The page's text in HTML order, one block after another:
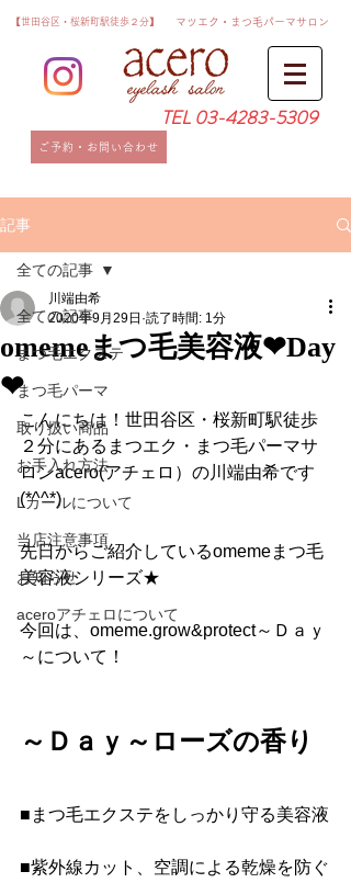
​【世田谷区・桜新町駅徒歩２分】
TEL 03-4283-5309
​マツエク・まつ毛パーマサロン
ご予約・お問い合わせ
記事
全ての記事
まつ毛エクステ
まつ毛パーマ
取り扱い商品
お手入れ方法
Lカールについて
当店注意事項
お知らせ
aceroアチェロについて
全ての記事
omemeまつ毛美容液❤Day
❤
川端由希
2020年9月29日 読了時間: 1分
こんにちは！世田谷区・桜新町駅徒歩
２分にあるまつエク・まつ毛パーマサ
ロンacero(アチェロ）の川端由希です
(*^^*)
先日からご紹介しているomemeまつ毛
美容液シリーズ★
今回は、omeme.grow&protect～Ｄａｙ
～について！
～Ｄａｙ～ローズの香り
■まつ毛エクステをしっかり守る美容液
■紫外線カット、空調による乾燥を防ぐ